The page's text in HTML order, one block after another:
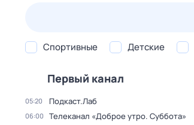
Спортивные Детские
Первый канал
05:20 Подкаст.Лаб
06:00 Телеканал «Доброе утро. Суббота»